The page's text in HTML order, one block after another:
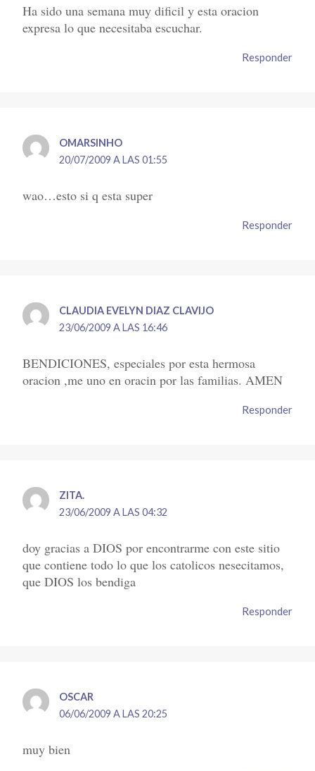
Ha sido una semana muy dificil y esta oracion
expresa lo que necesitaba escuchar.
Responder
OMARSINHO
20/07/2009 A LAS 01:55
wao…esto si q esta super
Responder
CLAUDIA EVELYN DIAZ CLAVIJO
23/06/2009 A LAS 16:46
BENDICIONES, especiales por esta hermosa
oracion ,me uno en oracin por las familias. AMEN
Responder
ZITA.
23/06/2009 A LAS 04:32
doy gracias a DIOS por encontrarme con este sitio
que contiene todo lo que los catolicos nesecitamos,
que DIOS los bendiga
Responder
OSCAR
06/06/2009 A LAS 20:25
muy bien